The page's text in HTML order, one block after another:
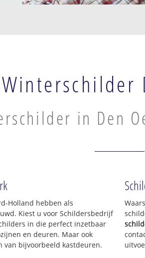
Winterschilder
in Den
Holland hebben als
Kiest u voor Schildersbedrijf
in die perfect inzetbaar
en deuren. Maar ook
van bijvoorbeeld kastdeuren.